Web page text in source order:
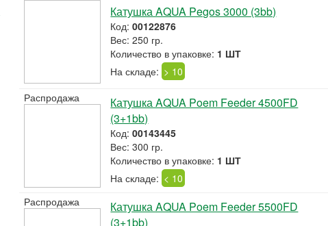
Катушка AQUA Pegos 3000 (3bb)
Код:00122876
Вес: 250 гр.
Количество в упаковке: 1 ШТ
На складе: > 10
Распродажа
Катушка AQUA Poem Feeder 4500FD
(3+1bb)
Код:00143445
Вес: 300 гр.
Количество в упаковке: 1 ШТ
На складе: < 10
Распродажа
Катушка AQUA Poem Feeder 5500FD
(3+1bb)